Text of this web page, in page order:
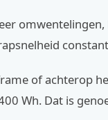
of achterop
Wh. Dat is